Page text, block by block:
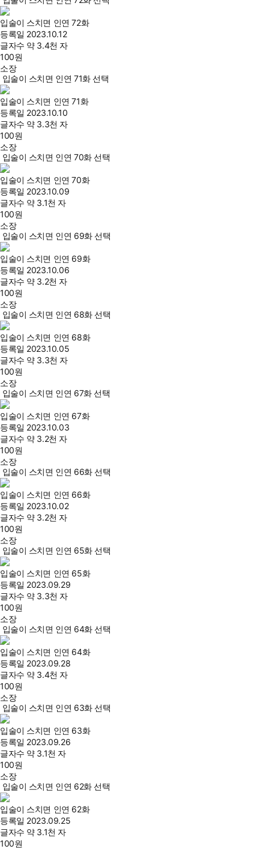
입술이 스치면 인연 72화
등록일 2023.10.12
글자수 약 3.4천 자
100원
소장
입술이 스치면 인연 71화 선택
입술이 스치면 인연 71화
등록일 2023.10.10
글자수 약 3.3천 자
100원
소장
입술이 스치면 인연 70화 선택
입술이 스치면 인연 70화
등록일 2023.10.09
글자수 약 3.1천 자
100원
소장
입술이 스치면 인연 69화 선택
입술이 스치면 인연 69화
등록일 2023.10.06
글자수 약 3.2천 자
100원
소장
입술이 스치면 인연 68화 선택
입술이 스치면 인연 68화
등록일 2023.10.05
글자수 약 3.3천 자
100원
소장
입술이 스치면 인연 67화 선택
입술이 스치면 인연 67화
등록일 2023.10.03
글자수 약 3.2천 자
100원
소장
입술이 스치면 인연 66화 선택
입술이 스치면 인연 66화
등록일 2023.10.02
글자수 약 3.2천 자
100원
소장
입술이 스치면 인연 65화 선택
입술이 스치면 인연 65화
등록일 2023.09.29
글자수 약 3.3천 자
100원
소장
입술이 스치면 인연 64화 선택
입술이 스치면 인연 64화
등록일 2023.09.28
글자수 약 3.4천 자
100원
소장
입술이 스치면 인연 63화 선택
입술이 스치면 인연 63화
등록일 2023.09.26
글자수 약 3.1천 자
100원
소장
입술이 스치면 인연 62화 선택
입술이 스치면 인연 62화
등록일 2023.09.25
글자수 약 3.1천 자
100원